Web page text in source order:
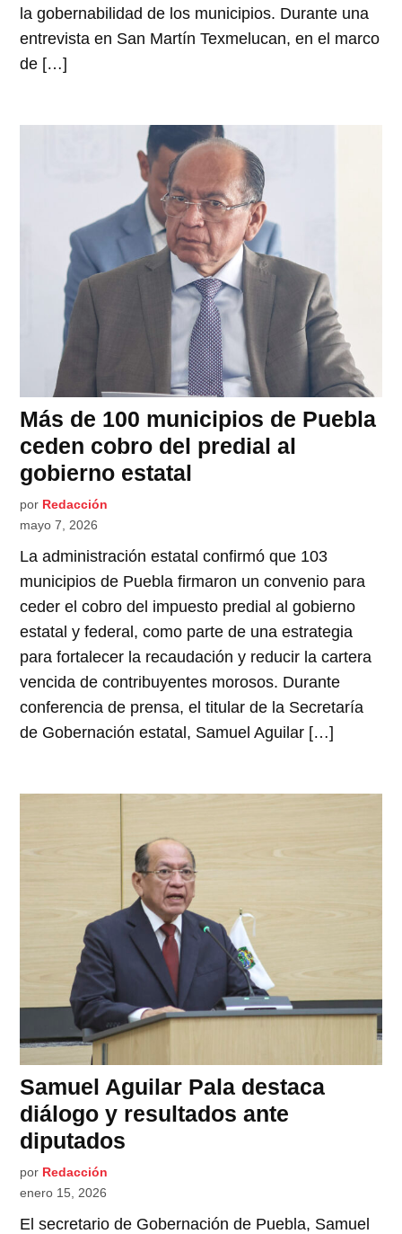
la gobernabilidad de los municipios. Durante una
entrevista en San Martín Texmelucan, en el marco
de […]
Más de 100 municipios de Puebla
ceden cobro del predial al
gobierno estatal
por Redacción
mayo 7, 2026
La administración estatal confirmó que 103
municipios de Puebla firmaron un convenio para
ceder el cobro del impuesto predial al gobierno
estatal y federal, como parte de una estrategia
para fortalecer la recaudación y reducir la cartera
vencida de contribuyentes morosos. Durante
conferencia de prensa, el titular de la Secretaría
de Gobernación estatal, Samuel Aguilar […]
Samuel Aguilar Pala destaca
diálogo y resultados ante
diputados
por Redacción
enero 15, 2026
El secretario de Gobernación de Puebla, Samuel